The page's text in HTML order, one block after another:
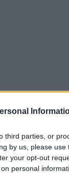
third parties, or
by us, please
your opt-out
personal